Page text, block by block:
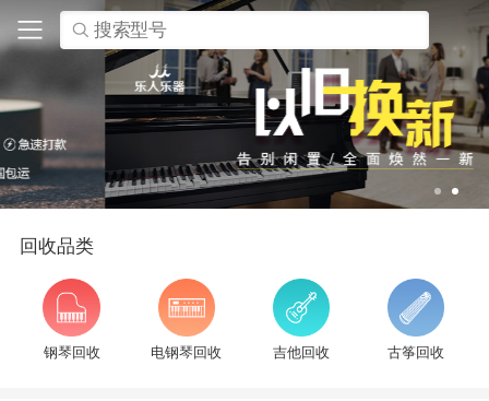
搜索型号
回收品类
钢琴回收 电钢琴回收 吉他回收 古筝回收